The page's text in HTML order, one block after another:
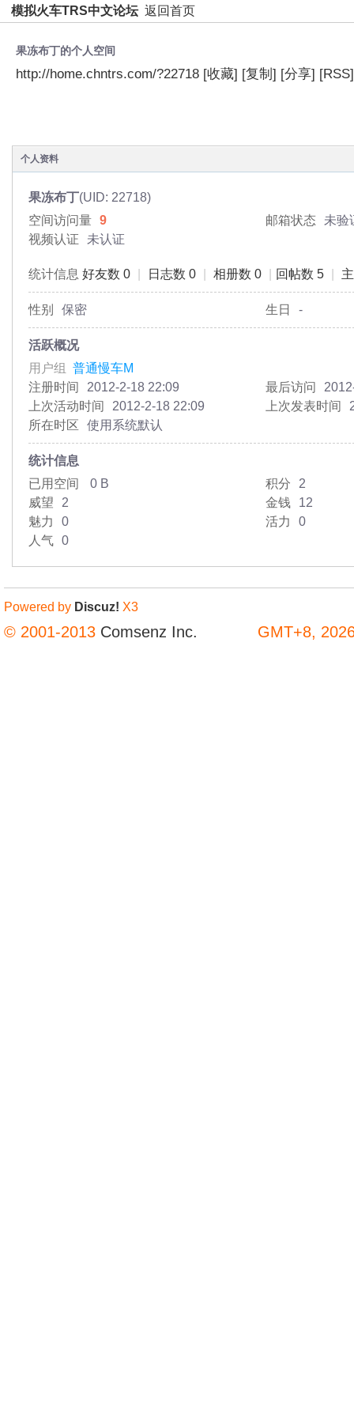
模拟火车TRS中文论坛 返回首页
果冻布丁的个人空间
http://home.chntrs.com/?22718 [收藏] [复制] [分享] [RSS]
个人资料
果冻布丁(UID: 22718)
空间访问量 9 邮箱状态
未验
视频认证
未认证
统计信息 好友数 0 日志数 0 相册数 0 回帖数 5
性别 保密 生日 -
活跃概况
用户组 普通慢车M
注册时间
2012-2-18 22:09 最后访问
上次活动时间
2012-2-18 22:09 上次发表时间
所在时区
使用系统默认
统计信息
已用空间
0 B 积分
2
威望
2 金钱
12
魅力
0 活力
0
人气 0
GMT+8,
Powered by Discuz! X3
© 2001-2013 Comsenz Inc.